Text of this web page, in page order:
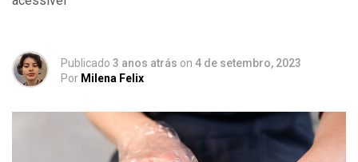
Publicado 3 anos atrás on 4 de setembro, 2023
Por Milena Felix